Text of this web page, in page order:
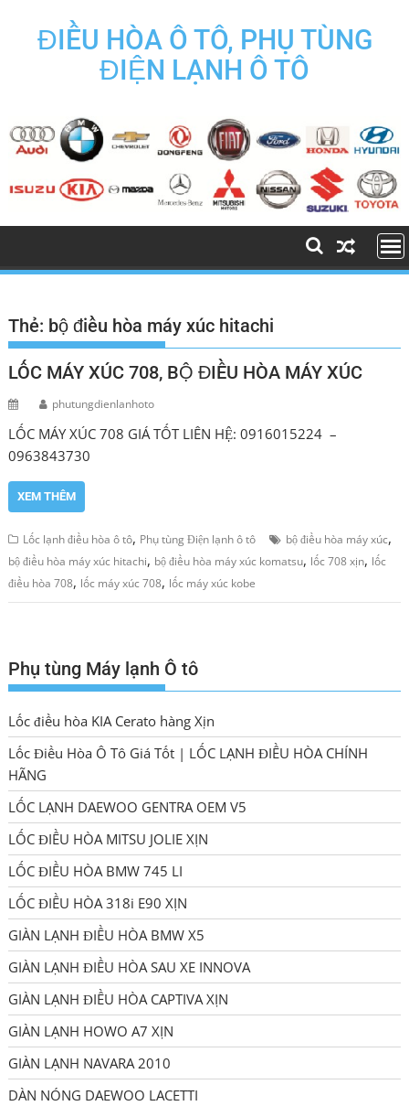
contentĐIỀU HÒA Ô TÔ, PHỤ TÙNG
ĐIỆN LẠNH Ô TÔ
Thẻ: bộ điều hòa máy xúc hitachi
LỐC MÁY XÚC 708, BỘ ĐIỀU HÒA MÁY XÚC
phutungdienlanhoto
LỐC MÁY XÚC 708 GIÁ TỐT LIÊN HỆ: 0916015224 –
0963843730
XEM THÊM
Lốc lạnh điều hòa ô tô, Phụ tùng Điện lạnh ô tô bộ điều hòa máy xúc,
bộ điều hòa máy xúc hitachi, bộ điều hòa máy xúc komatsu, lốc 708 xịn, lốc
điều hòa 708, lốc máy xúc 708, lốc máy xúc kobe
Phụ tùng Máy lạnh Ô tô
Lốc điều hòa KIA Cerato hàng Xịn
Lốc Điều Hòa Ô Tô Giá Tốt | LỐC LẠNH ĐIỀU HÒA CHÍNH
HÃNG
LỐC LẠNH DAEWOO GENTRA OEM V5
LỐC ĐIỀU HÒA MITSU JOLIE XỊN
LỐC ĐIỀU HÒA BMW 745 LI
LỐC ĐIỀU HÒA 318i E90 XỊN
GIÀN LẠNH ĐIỀU HÒA BMW X5
GIÀN LẠNH ĐIỀU HÒA SAU XE INNOVA
GIÀN LẠNH ĐIỀU HÒA CAPTIVA XỊN
GIÀN LẠNH HOWO A7 XỊN
GIÀN LẠNH NAVARA 2010
DÀN NÓNG DAEWOO LACETTI